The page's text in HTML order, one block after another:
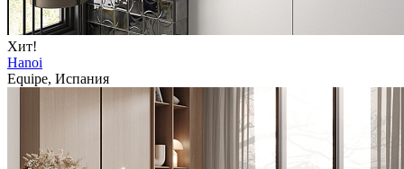
Хит!
Hanoi
Equipe, Испания